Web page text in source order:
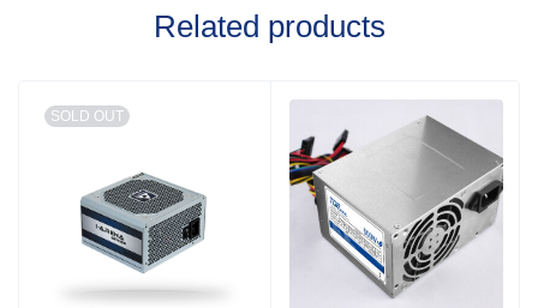
Related products
SOLD OUT